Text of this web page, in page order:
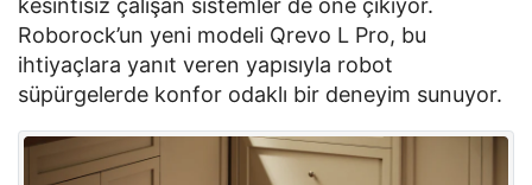
Roborock’un yeni modeli Qrevo L Pro, bu
ihtiyaçlara yanıt veren yapısıyla robot
süpürgelerde konfor odaklı bir deneyim sunuyor.